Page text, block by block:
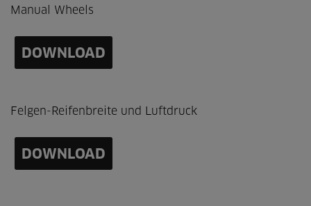
Manual Wheels
DOWNLOAD
Felgen-Reifenbreite und Luftdruck
DOWNLOAD